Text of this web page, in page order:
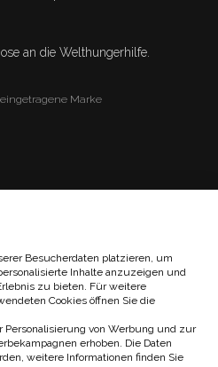
an die Welthungerhilfe.
eingetragene Marke
Besucherdaten platzieren, um
Inhalte anzuzeigen und
zu bieten. Für weitere
Cookies öffnen Sie die
von Werbung und zur
erhoben. Die Daten
weitere Informationen finden Sie